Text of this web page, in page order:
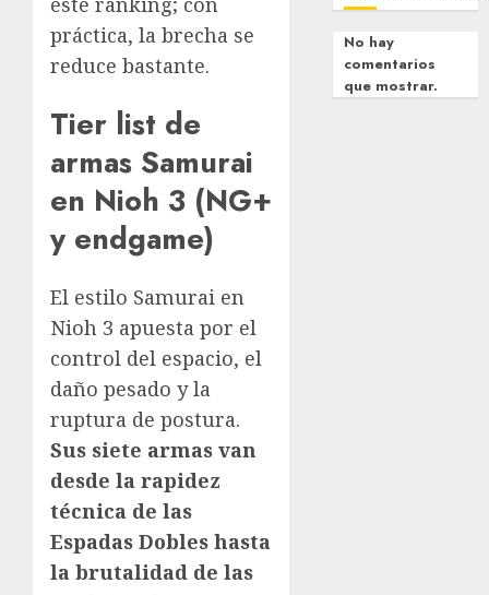
práctica, la brecha se
reduce bastante.
Tier list de
armas Samurai
en Nioh 3 (NG+
y endgame)
El estilo Samurai en
Nioh 3 apuesta por el
control del espacio, el
daño pesado y la
ruptura de postura.
Sus siete armas van
desde la rapidez
técnica de las
Espadas Dobles hasta
la brutalidad de las
No hay
comentarios
que mostrar.